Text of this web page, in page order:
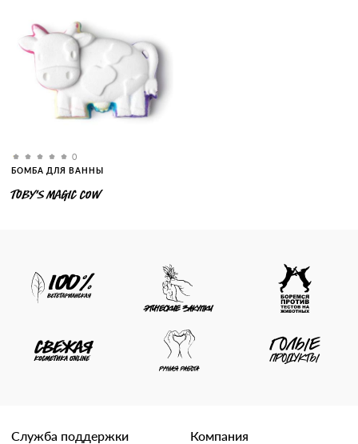
0
БОМБА ДЛЯ ВАННЫ
TOBY'S MAGIC COW
Служба поддержки Компания